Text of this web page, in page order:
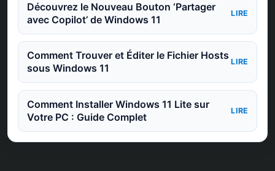
Découvrez le Nouveau Bouton ‘Partager
avec Copilot’ de Windows 11
LIRE
Comment Trouver et Éditer le Fichier Hosts
sous Windows 11
LIRE
Comment Installer Windows 11 Lite sur
Votre PC : Guide Complet
LIRE